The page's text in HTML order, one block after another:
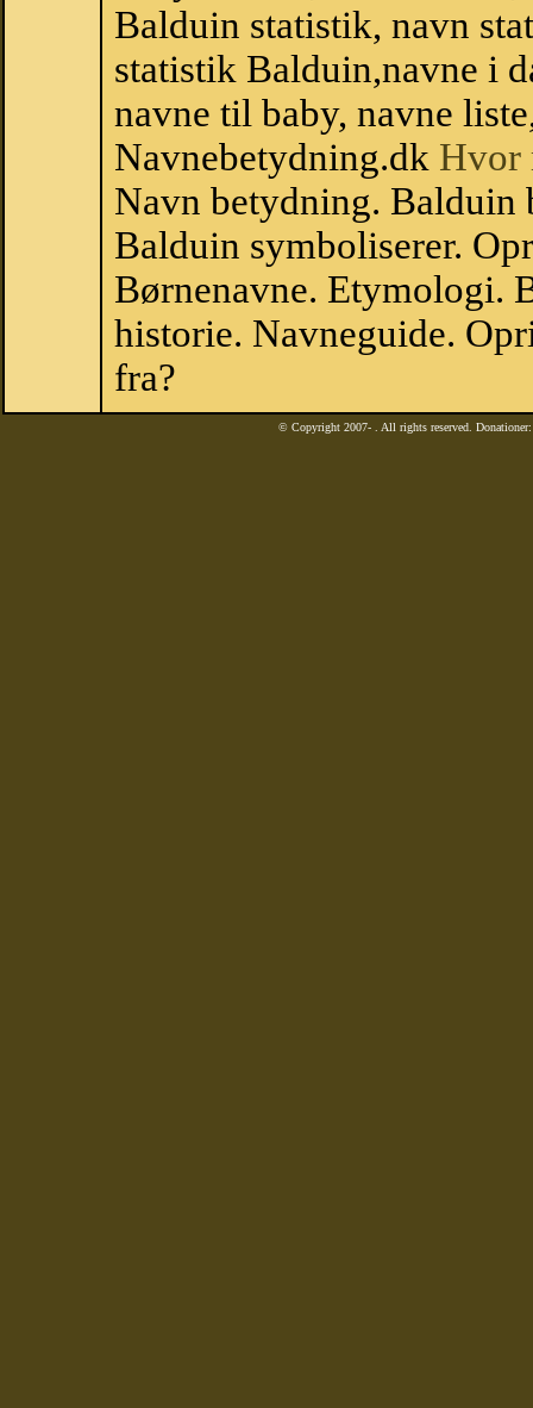
Balduin statistik, navn
statistik Balduin,navne i
navne til baby, navne
Navnebetydning.dk Hvor
Navn betydning.
Balduin symboliserer.
Børnenavne. Etymologi.
historie. Navneguide.
fra?
© Copyright 2007- . All rights reserved.